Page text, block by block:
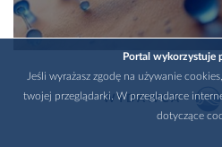
WYDAWCA
Portal wykorzystuje
Jeśli wyrażasz zgodę na używanie
twojej przeglądarki. W przeglądarce
dotyczące